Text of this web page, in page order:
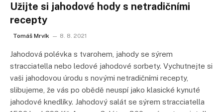
Užijte si jahodové hody s netradičními
recepty
Tomáš Mrvík 8. 8. 2021
Jahodová polévka s tvarohem, jahody se sýrem
stracciatella nebo ledové jahodové sorbety. Vychutnejte si
vaši jahodovou úrodu s novými netradičními recepty,
slibujeme, že vás po obědě neuspí jako klasické kynuté
jahodové knedlíky. Jahodový salát se sýrem stracciatella